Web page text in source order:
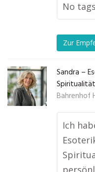
No
Zur
Sandra –
Bahrenhof
Ich